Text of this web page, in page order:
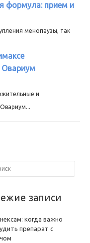
формула: прием и
менопаузы, так
Овариум
и
записи
когда важно
препарат с